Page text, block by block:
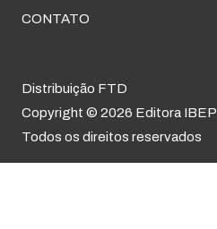
CONTATO
Distribuição FTD
Copyright © 2026 Editora IBEP
Todos os direitos reservados